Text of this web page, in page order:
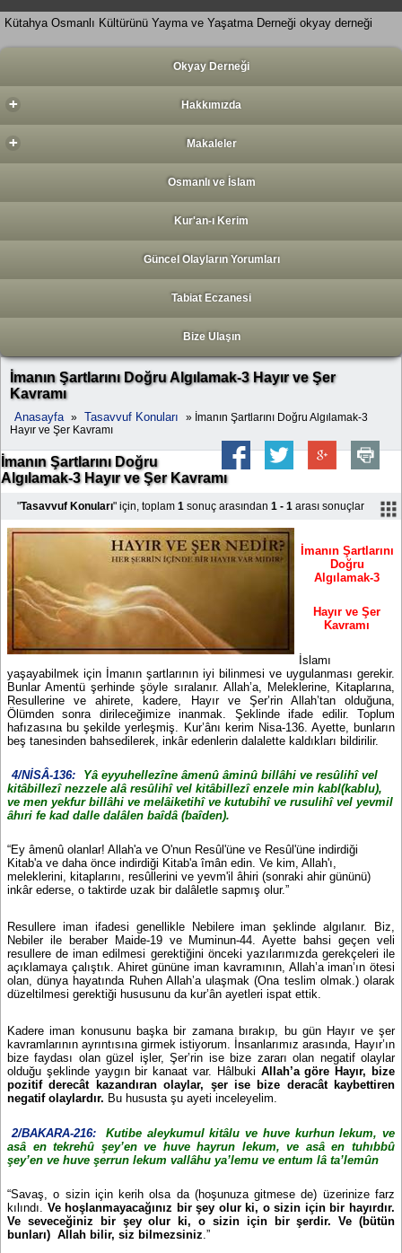
Kütahya Osmanlı Kültürünü Yayma ve Yaşatma Derneği okyay derneği
Okyay Derneği
+ Hakkımızda
+ Makaleler
Osmanlı ve İslam
Kur'an-ı Kerim
Güncel Olayların Yorumları
Tabiat Eczanesi
Bize Ulaşın
İmanın Şartlarını Doğru Algılamak-3 Hayır ve Şer
Kavramı
Anasayfa » Tasavvuf Konuları
» İmanın Şartlarını Doğru Algılamak-3
Hayır ve Şer Kavramı
İmanın Şartlarını Doğru
Algılamak-3 Hayır ve Şer Kavramı
"Tasavvuf Konuları" için, toplam 1 sonuç arasından 1 - 1 arası sonuçlar
İmanın Şartlarını
Doğru
Algılamak-3
Hayır ve Şer
Kavramı
İslamı
yaşayabilmek için İmanın şartlarının iyi bilinmesi ve uygulanması gerekir.
Bunlar Amentü şerhinde şöyle sıralanır. Allah’a, Meleklerine, Kitaplarına,
Resullerine ve ahirete, kadere, Hayır ve Şer’rin Allah’tan olduğuna,
Ölümden sonra dirileceğimize inanmak. Şeklinde ifade edilir. Toplum
hafızasına bu şekilde yerleşmiş. Kur’ânı kerim Nisa-136. Ayette, bunların
beş tanesinden bahsedilerek, inkâr edenlerin dalalette kaldıkları bildirilir.
4/NİSÂ-136:
Yâ eyyuhellezîne âmenû âminû billâhi ve resûlihî vel
kitâbillezî nezzele alâ resûlihî vel kitâbillezî enzele min kabl(kablu),
ve men yekfur billâhi ve melâiketihî ve kutubihî ve rusulihî vel yevmil
âhıri fe kad dalle dalâlen baîdâ (baîden).
“Ey âmenû olanlar! Allah'a ve O'nun Resûl'üne ve Resûl'üne indirdiği
Kitab'a ve daha önce indirdiği Kitab'a îmân edin. Ve kim, Allah'ı,
meleklerini, kitaplarını, resûllerini ve yevm'il âhiri (sonraki ahir gününü)
inkâr ederse, o taktirde uzak bir dalâletle sapmış olur.”
Resullere iman ifadesi genellikle Nebilere iman şeklinde algılanır. Biz,
Nebiler ile beraber Maide-19 ve Muminun-44. Ayette bahsi geçen veli
resullere de iman edilmesi gerektiğini önceki yazılarımızda gerekçeleri ile
açıklamaya çalıştık. Ahiret gününe iman kavramının, Allah’a iman’ın ötesi
olan, dünya hayatında Ruhen Allah’a ulaşmak (Ona teslim olmak.) olarak
düzeltilmesi gerektiği hususunu da kur’ân ayetleri ispat ettik.
Kadere iman konusunu başka bir zamana bırakıp, bu gün Hayır ve şer
kavramlarının ayrıntısına girmek istiyorum. İnsanlarımız arasında, Hayır’ın
bize faydası olan güzel işler, Şer’rin ise bize zararı olan negatif olaylar
olduğu şeklinde yaygın bir kanaat var. Hâlbuki Allah’a göre Hayır, bize
pozitif derecât kazandıran olaylar, şer ise bize deracât kaybettiren
negatif olaylardır. Bu hususta şu ayeti inceleyelim.
2/BAKARA-216:
Kutibe aleykumul kitâlu ve huve kurhun lekum, ve
asâ en tekrehû şey’en ve huve hayrun lekum, ve asâ en tuhıbbû
şey’en ve huve şerrun lekum vallâhu ya’lemu ve entum lâ ta’lemûn
“Savaş, o sizin için kerih olsa da (hoşunuza gitmese de) üzerinize farz
kılındı. Ve hoşlanmayacağınız bir şey olur ki, o sizin için bir hayırdır.
Ve seveceğiniz bir şey olur ki, o sizin için bir şerdir. Ve (bütün
bunları) Allah bilir, siz bilmezsiniz .”